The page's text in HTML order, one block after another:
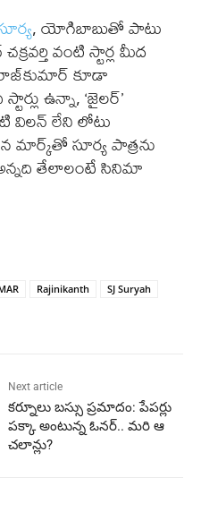
, యోగిబాబుతో పాటు
వంటి స్టార్ల మీద
కూడా
ఉన్నా, ‘జైలర్’
విలన్ లేని లోటు
మార్క్‌తో సూర్య పాత్రను
తేలాలంటే సినిమా
Rajinikanth
SJ Suryah
Next article
కర్నూలు బస్సు ప్రమాదం: పేపర్లు
పక్కా అంటున్న ఓనర్.. మరి ఆ
చలాన్లు?